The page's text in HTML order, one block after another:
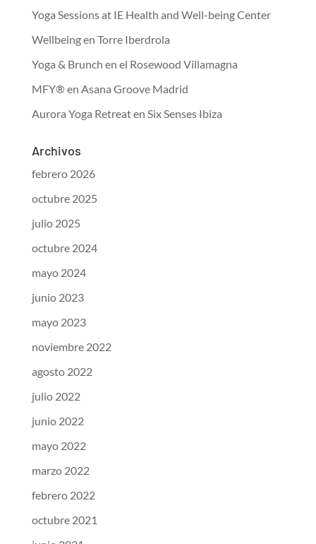
Yoga Sessions at IE Health and Well-being Center
Wellbeing en Torre Iberdrola
Yoga & Brunch en el Rosewood Villamagna
MFY® en Asana Groove Madrid
Aurora Yoga Retreat en Six Senses Ibiza
Archivos
febrero 2026
octubre 2025
julio 2025
octubre 2024
mayo 2024
junio 2023
mayo 2023
noviembre 2022
agosto 2022
julio 2022
junio 2022
mayo 2022
marzo 2022
febrero 2022
octubre 2021